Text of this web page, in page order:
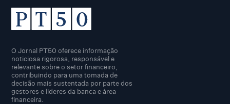
O Jornal PT50 oferece informação
noticiosa rigorosa, responsável e
relevante sobre o setor financeiro,
contribuindo para uma tomada de
decisão mais sustentada por parte dos
gestores e lideres da banca e área
financeira.